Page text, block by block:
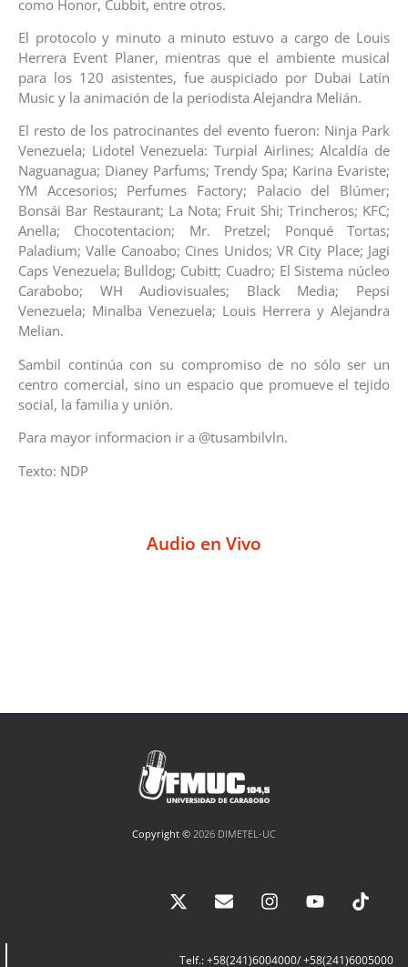
como Honor, Cubbit, entre otros.
El protocolo y minuto a minuto estuvo a cargo de Louis
Herrera Event Planer, mientras que el ambiente musical
para los 120 asistentes, fue auspiciado por Dubai Latín
Music y la animación de la periodista Alejandra Melián.
El resto de los patrocinantes del evento fueron: Ninja Park
Venezuela; Lidotel Venezuela: Turpial Airlines; Alcaldía de
Naguanagua; Dianey Parfums; Trendy Spa; Karina Evariste;
YM Accesorios; Perfumes Factory; Palacio del Blúmer;
Bonsái Bar Restaurant; La Nota; Fruit Shi; Trincheros; KFC;
Anella; Chocotentacion; Mr. Pretzel; Ponqué Tortas;
Paladium; Valle Canoabo; Cines Unidos; VR City Place; Jagi
Caps Venezuela; Bulldog; Cubitt; Cuadro; El Sistema núcleo
Carabobo; WH Audiovisuales; Black Media; Pepsi
Venezuela; Minalba Venezuela; Louis Herrera y Alejandra
Melian.
Sambil continúa con su compromiso de no sólo ser un
centro comercial, sino un espacio que promueve el tejido
social, la familia y unión.
Para mayor informacion ir a @tusambilvln.
Texto: NDP
Audio en Vivo
Copyright © 2026 DIMETEL-UC
Telf.: +58(241)6004000/ +58(241)6005000